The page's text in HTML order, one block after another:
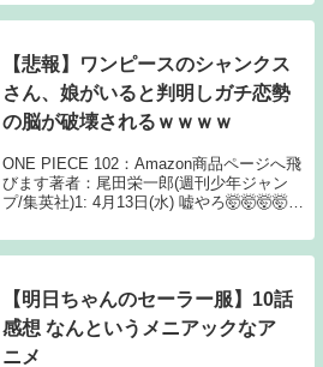
【悲報】ワンピースのシャンクス
さん、娘がいると判明しガチ恋勢
の脳が破壊されるｗｗｗｗ
ONE PIECE 102：Amazon商品ページへ飛
びます著者：尾田栄一郎(週刊少年ジャン
プ/集英社)1: 4月13日(水) 嘘やろ🤯🤯🤯🤯
23: 4月13日(水) >>7 マキノさんは...
【明日ちゃんのセーラー服】10話
感想 なんというメニアックなア
ニメ